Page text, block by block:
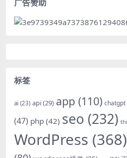
广告赞助
标签
ai (23) api(29) app (110) chatgpt
(47) php (42) seo (232)
WordPress (368)